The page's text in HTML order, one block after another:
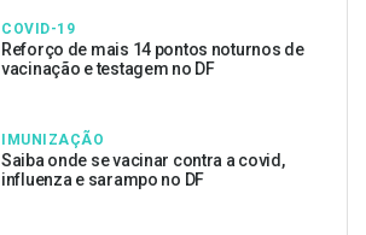
COVID-19
Reforço de mais 14 pontos noturnos de
vacinação e testagem no DF
IMUNIZAÇÃO
Saiba onde se vacinar contra a covid,
influenza e sarampo no DF